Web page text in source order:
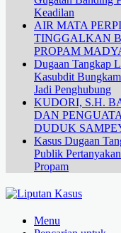
Keadilan
AIR MATA
TINGGALKAN
PROPAM
Dugaan Tangkap
Kasubdit
Jadi Penghubung
KUDORI, S.H.
DAN
DUDUK
Kasus Dugaan
Publik
Propam
Menu